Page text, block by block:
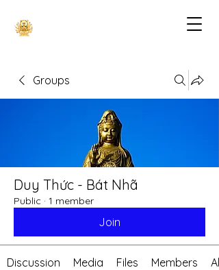
Groups
Duy Thức - Bát Nhã
Public · 1 member
Join
Discussion Media Files Members